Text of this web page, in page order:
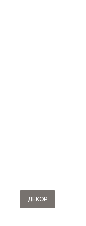
ДЕКОР